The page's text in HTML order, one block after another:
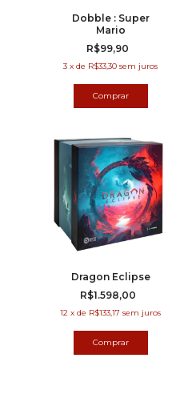
Dobble : Super
Mario
R$99,90
3 x de R$33,30 sem juros
Dragon Eclipse
R$1.598,00
12 x de R$133,17 sem juros